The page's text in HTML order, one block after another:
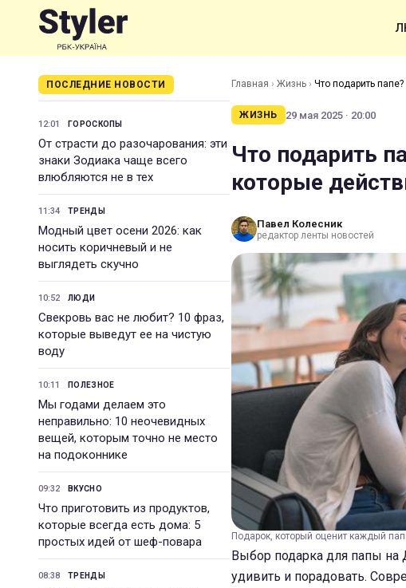
ПОСЛЕДНИЕ НОВОСТИ
12:01 ГОРОСКОПЫ
От страсти до разочарования: эти
знаки Зодиака чаще всего
влюбляются не в тех
11:34 ТРЕНДЫ
Модный цвет осени 2026: как
носить коричневый и не
выглядеть скучно
10:52 ЛЮДИ
Свекровь вас не любит? 10 фраз,
которые выведут ее на чистую
воду
10:11 ПОЛЕЗНОЕ
Мы годами делаем это
неправильно: 10 неочевидных
вещей, которым точно не место
на подоконнике
09:32 ВКУСНО
Что приготовить из продуктов,
которые всегда есть дома: 5
простых идей от шеф-повара
08:38 ТРЕНДЫ
Главная › Жизнь › Что подарить
ЖИЗНЬ 29 мая 2025 · 20:00
Что подарить
которые
Павел Колесник
редактор ленты новостей
Подарок, который оценит каждый
Выбор подарка для папы на
удивить и порадовать.